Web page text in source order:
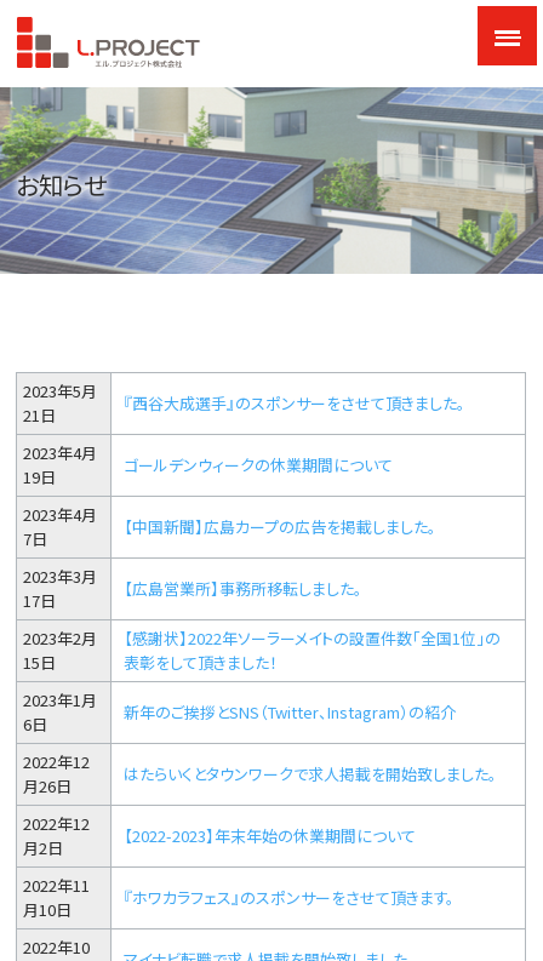
お知らせ
2023年5月
21日
『西谷大成選手』のスポンサーをさせて頂きました。
2023年4月
19日
ゴールデンウィークの休業期間について
2023年4月
7日
【中国新聞】広島カープの広告を掲載しました。
2023年3月
17日
【広島営業所】事務所移転しました。
2023年2月
15日
【感謝状】2022年ソーラーメイトの設置件数「全国1位」の
表彰をして頂きました！
2023年1月
6日
新年のご挨拶とSNS（Twitter、Instagram）の紹介
2022年12
月26日
はたらいくとタウンワークで求人掲載を開始致しました。
2022年12
月2日
【2022-2023】年末年始の休業期間について
2022年11
月10日
『ホワカラフェス』のスポンサーをさせて頂きます。
2022年10